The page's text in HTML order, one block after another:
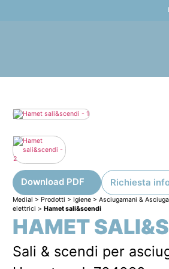
Medial > Prodotti > Igiene> Asciugamani &
elettrici > Hamet sali&scendi
HAMET
Sali & scendi per
Download PDF Richiesta